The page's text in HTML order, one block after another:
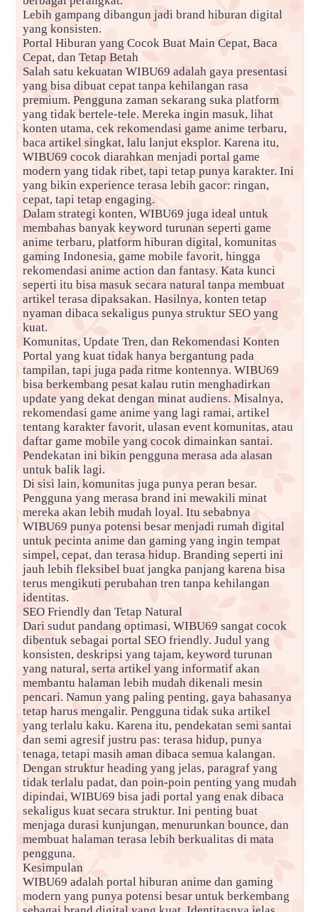
Lebih gampang dibangun jadi brand hiburan digital
yang konsisten.
Portal Hiburan yang Cocok Buat Main Cepat, Baca
Cepat, dan Tetap Betah
Salah satu kekuatan WIBU69 adalah gaya presentasi
yang bisa dibuat cepat tanpa kehilangan rasa
premium. Pengguna zaman sekarang suka platform
yang tidak bertele-tele. Mereka ingin masuk, lihat
konten utama, cek rekomendasi game anime terbaru,
baca artikel singkat, lalu lanjut eksplor. Karena itu,
WIBU69 cocok diarahkan menjadi portal game
modern yang tidak ribet, tapi tetap punya karakter. Ini
yang bikin experience terasa lebih gacor: ringan,
cepat, tapi tetap engaging.
Dalam strategi konten, WIBU69 juga ideal untuk
membahas banyak keyword turunan seperti game
anime terbaru, platform hiburan digital, komunitas
gaming Indonesia, game mobile favorit, hingga
rekomendasi anime action dan fantasy. Kata kunci
seperti itu bisa masuk secara natural tanpa membuat
artikel terasa dipaksakan. Hasilnya, konten tetap
nyaman dibaca sekaligus punya struktur SEO yang
kuat.
Komunitas, Update Tren, dan Rekomendasi Konten
Portal yang kuat tidak hanya bergantung pada
tampilan, tapi juga pada ritme kontennya. WIBU69
bisa berkembang pesat kalau rutin menghadirkan
update yang dekat dengan minat audiens. Misalnya,
rekomendasi game anime yang lagi ramai, artikel
tentang karakter favorit, ulasan event komunitas, atau
daftar game mobile yang cocok dimainkan santai.
Pendekatan ini bikin pengguna merasa ada alasan
untuk balik lagi.
Di sisi lain, komunitas juga punya peran besar.
Pengguna yang merasa brand ini mewakili minat
mereka akan lebih mudah loyal. Itu sebabnya
WIBU69 punya potensi besar menjadi rumah digital
untuk pecinta anime dan gaming yang ingin tempat
simpel, cepat, dan terasa hidup. Branding seperti ini
jauh lebih fleksibel buat jangka panjang karena bisa
terus mengikuti perubahan tren tanpa kehilangan
identitas.
SEO Friendly dan Tetap Natural
Dari sudut pandang optimasi, WIBU69 sangat cocok
dibentuk sebagai portal SEO friendly. Judul yang
konsisten, deskripsi yang tajam, keyword turunan
yang natural, serta artikel yang informatif akan
membantu halaman lebih mudah dikenali mesin
pencari. Namun yang paling penting, gaya bahasanya
tetap harus mengalir. Pengguna tidak suka artikel
yang terlalu kaku. Karena itu, pendekatan semi santai
dan semi agresif justru pas: terasa hidup, punya
tenaga, tetapi masih aman dibaca semua kalangan.
Dengan struktur heading yang jelas, paragraf yang
tidak terlalu padat, dan poin-poin penting yang mudah
dipindai, WIBU69 bisa jadi portal yang enak dibaca
sekaligus kuat secara struktur. Ini penting buat
menjaga durasi kunjungan, menurunkan bounce, dan
membuat halaman terasa lebih berkualitas di mata
pengguna.
Kesimpulan
WIBU69 adalah portal hiburan anime dan gaming
modern yang punya potensi besar untuk berkembang